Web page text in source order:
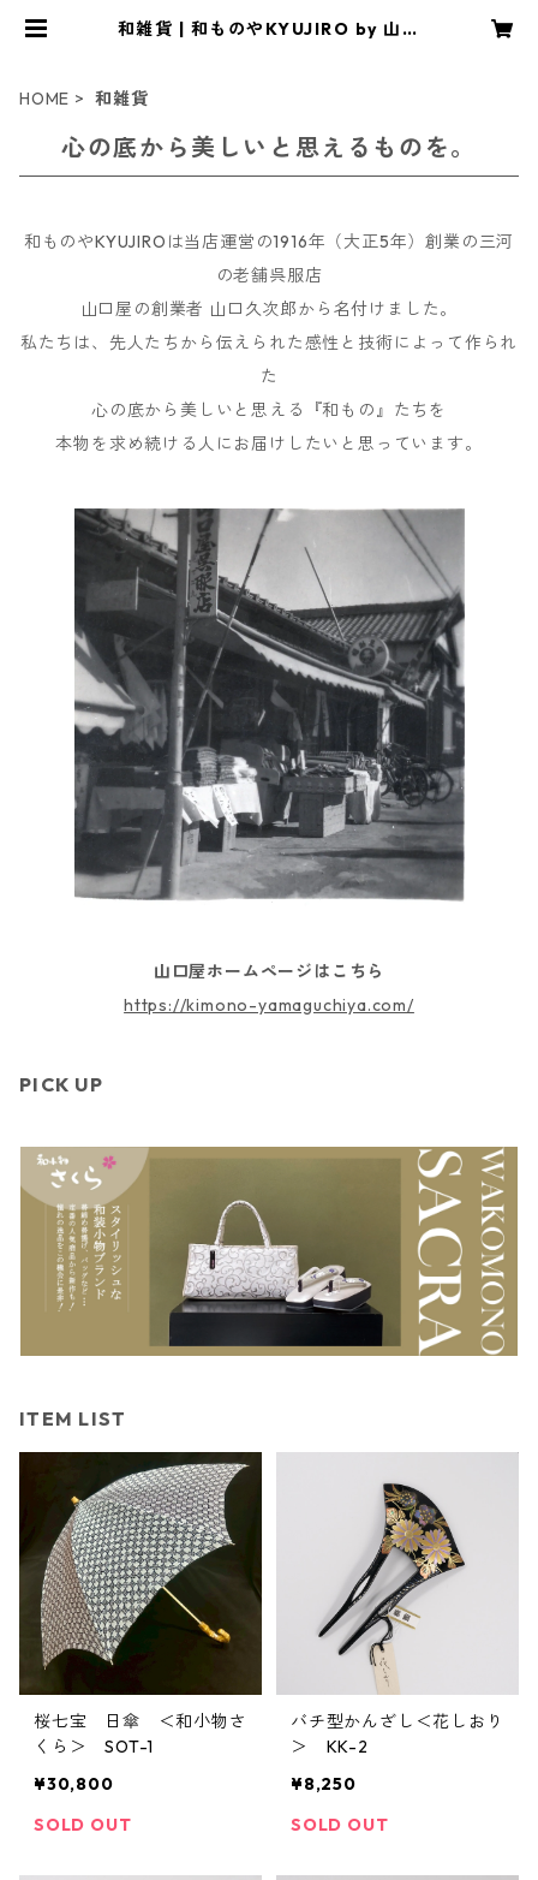
和雑貨 | 和ものやKYUJIRO by 山口
HOME 和雑貨
心の底から美しいと思えるものを。
和ものやKYUJIROは当店運営の1916年（大正5年）創業の三河
の老舗呉服店
山口屋の創業者 山口久次郎から名付けました。
私たちは、先人たちから伝えられた感性と技術によって作られ
た
心の底から美しいと思える『和もの』たちを
本物を求め続ける人にお届けしたいと思っています。
山口屋ホームページはこちら
https://kimono-yamaguchiya.com/
PICK UP
ITEM LIST
桜七宝 日傘 ＜和小物さ
くら＞ SOT-1
¥30,800
SOLD OUT
バチ型かんざし＜花しおり
＞ KK-2
¥8,250
SOLD OUT